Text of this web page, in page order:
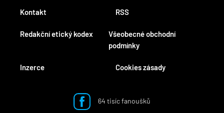
Kontakt
Redakční etický kodex
Inzerce
RSS
Všeobecné obchodní
podmínky
Cookies zásady
64 tisíc fanoušků